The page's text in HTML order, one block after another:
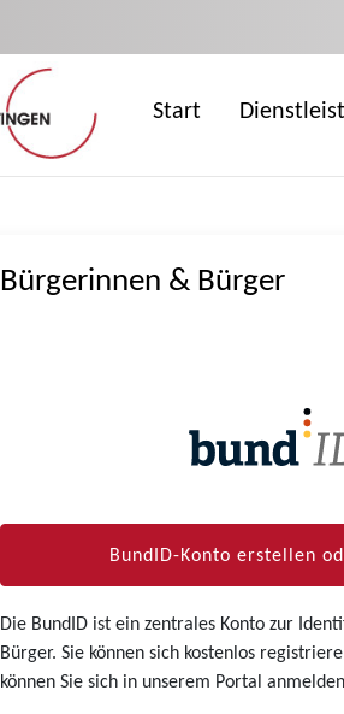
Start
Bürgerinnen & Bürger
BundID-Konto erstellen
Die BundID ist ein zentrales Konto zur
Bürger. Sie können sich kostenlos
können Sie sich in unserem Portal